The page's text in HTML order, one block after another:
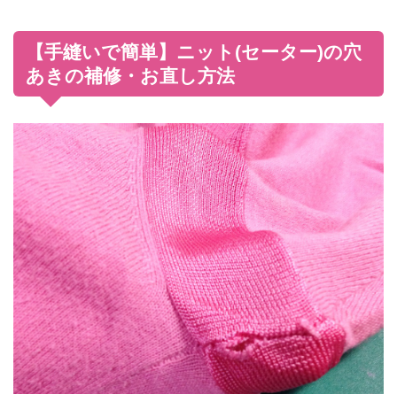
【手縫いで簡単】ニット(セーター)の穴
あきの補修・お直し方法